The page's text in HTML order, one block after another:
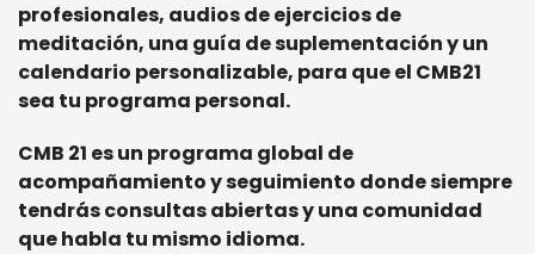
profesionales, audios de ejercicios de
meditación, una guía de suplementación y un
calendario personalizable, para que el CMB21
sea tu programa personal.
CMB 21 es un programa global de
acompañamiento y seguimiento donde siempre
tendrás consultas abiertas y una comunidad
que habla tu mismo idioma.